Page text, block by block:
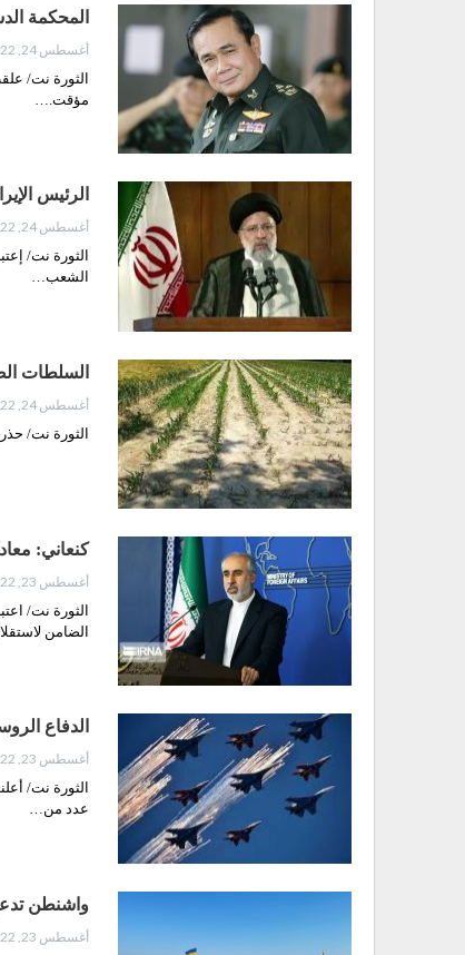
المحكمة
أغسطس 24, 2022
الثورة نت/
مؤقت.…
الرئیس
أغسطس 24, 2022
الثورة نت/
الشعب…
السلطات
أغسطس 24, 2022
الثورة نت/
كنعاني:
أغسطس 23, 2022
الثورة نت/
الضامن
الدفاع
أغسطس 23, 2022
عدد من…
واشنطن
أغسطس 23, 2022